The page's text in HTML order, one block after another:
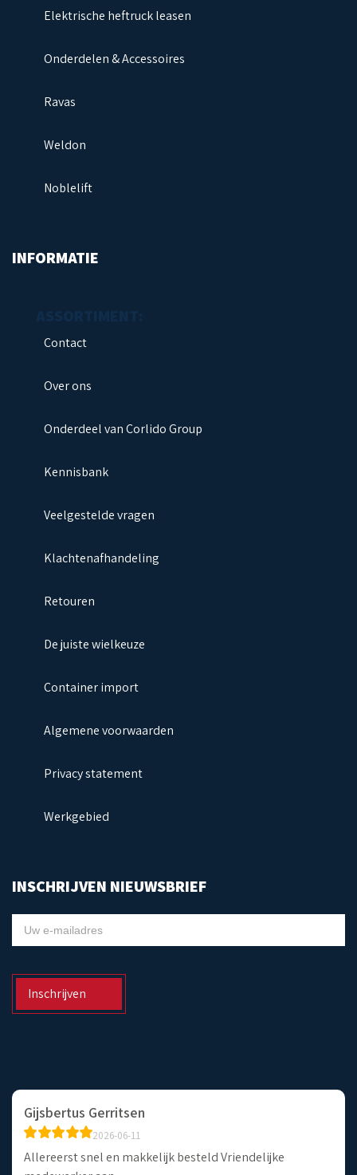
Elektrische heftruck leasen
Onderdelen & Accessoires
Ravas
Weldon
Noblelift
INFORMATIE
Contact
Over ons
Onderdeel van Corlido Group
Kennisbank
Veelgestelde vragen
Klachtenafhandeling
Retouren
De juiste wielkeuze
Container import
Algemene voorwaarden
Privacy statement
Werkgebied
INSCHRIJVEN NIEUWSBRIEF
NIEUWSBRIEF
Inschrijven
Gijsbertus Gerritsen
2026-06-11
Allereerst snel en makkelijk besteld Vriendelijke